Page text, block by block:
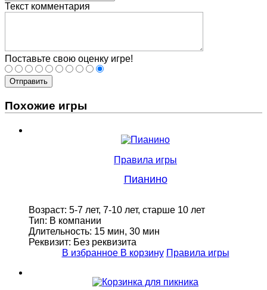
Текст комментария
Поставьте свою оценку игре!
Отправить
Похожие игры
Правила игры
Пианино
Возраст: 5-7 лет, 7-10 лет, старше 10 лет
Тип: В компании
Длительность: 15 мин, 30 мин
Реквизит: Без реквизита
В избранное В корзину Правила игры